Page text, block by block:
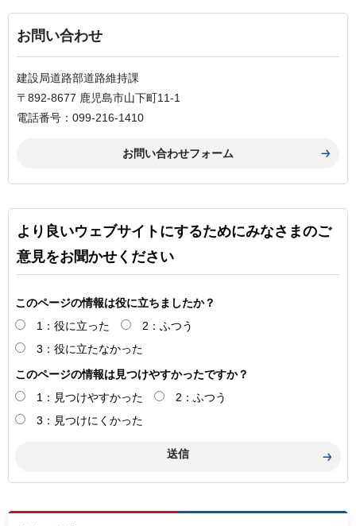
お問い合わせ
建設局道路部道路維持課
〒892-8677 鹿児島市山下町11-1
電話番号：099-216-1410
より良いウェブサイトにするためにみなさまのご
意見をお聞かせください
このページの情報は役に立ちましたか？
1：役に立った
2：ふつう
3：役に立たなかった
このページの情報は見つけやすかったですか？
1：見つけやすかった
2：ふつう
3：見つけにくかった